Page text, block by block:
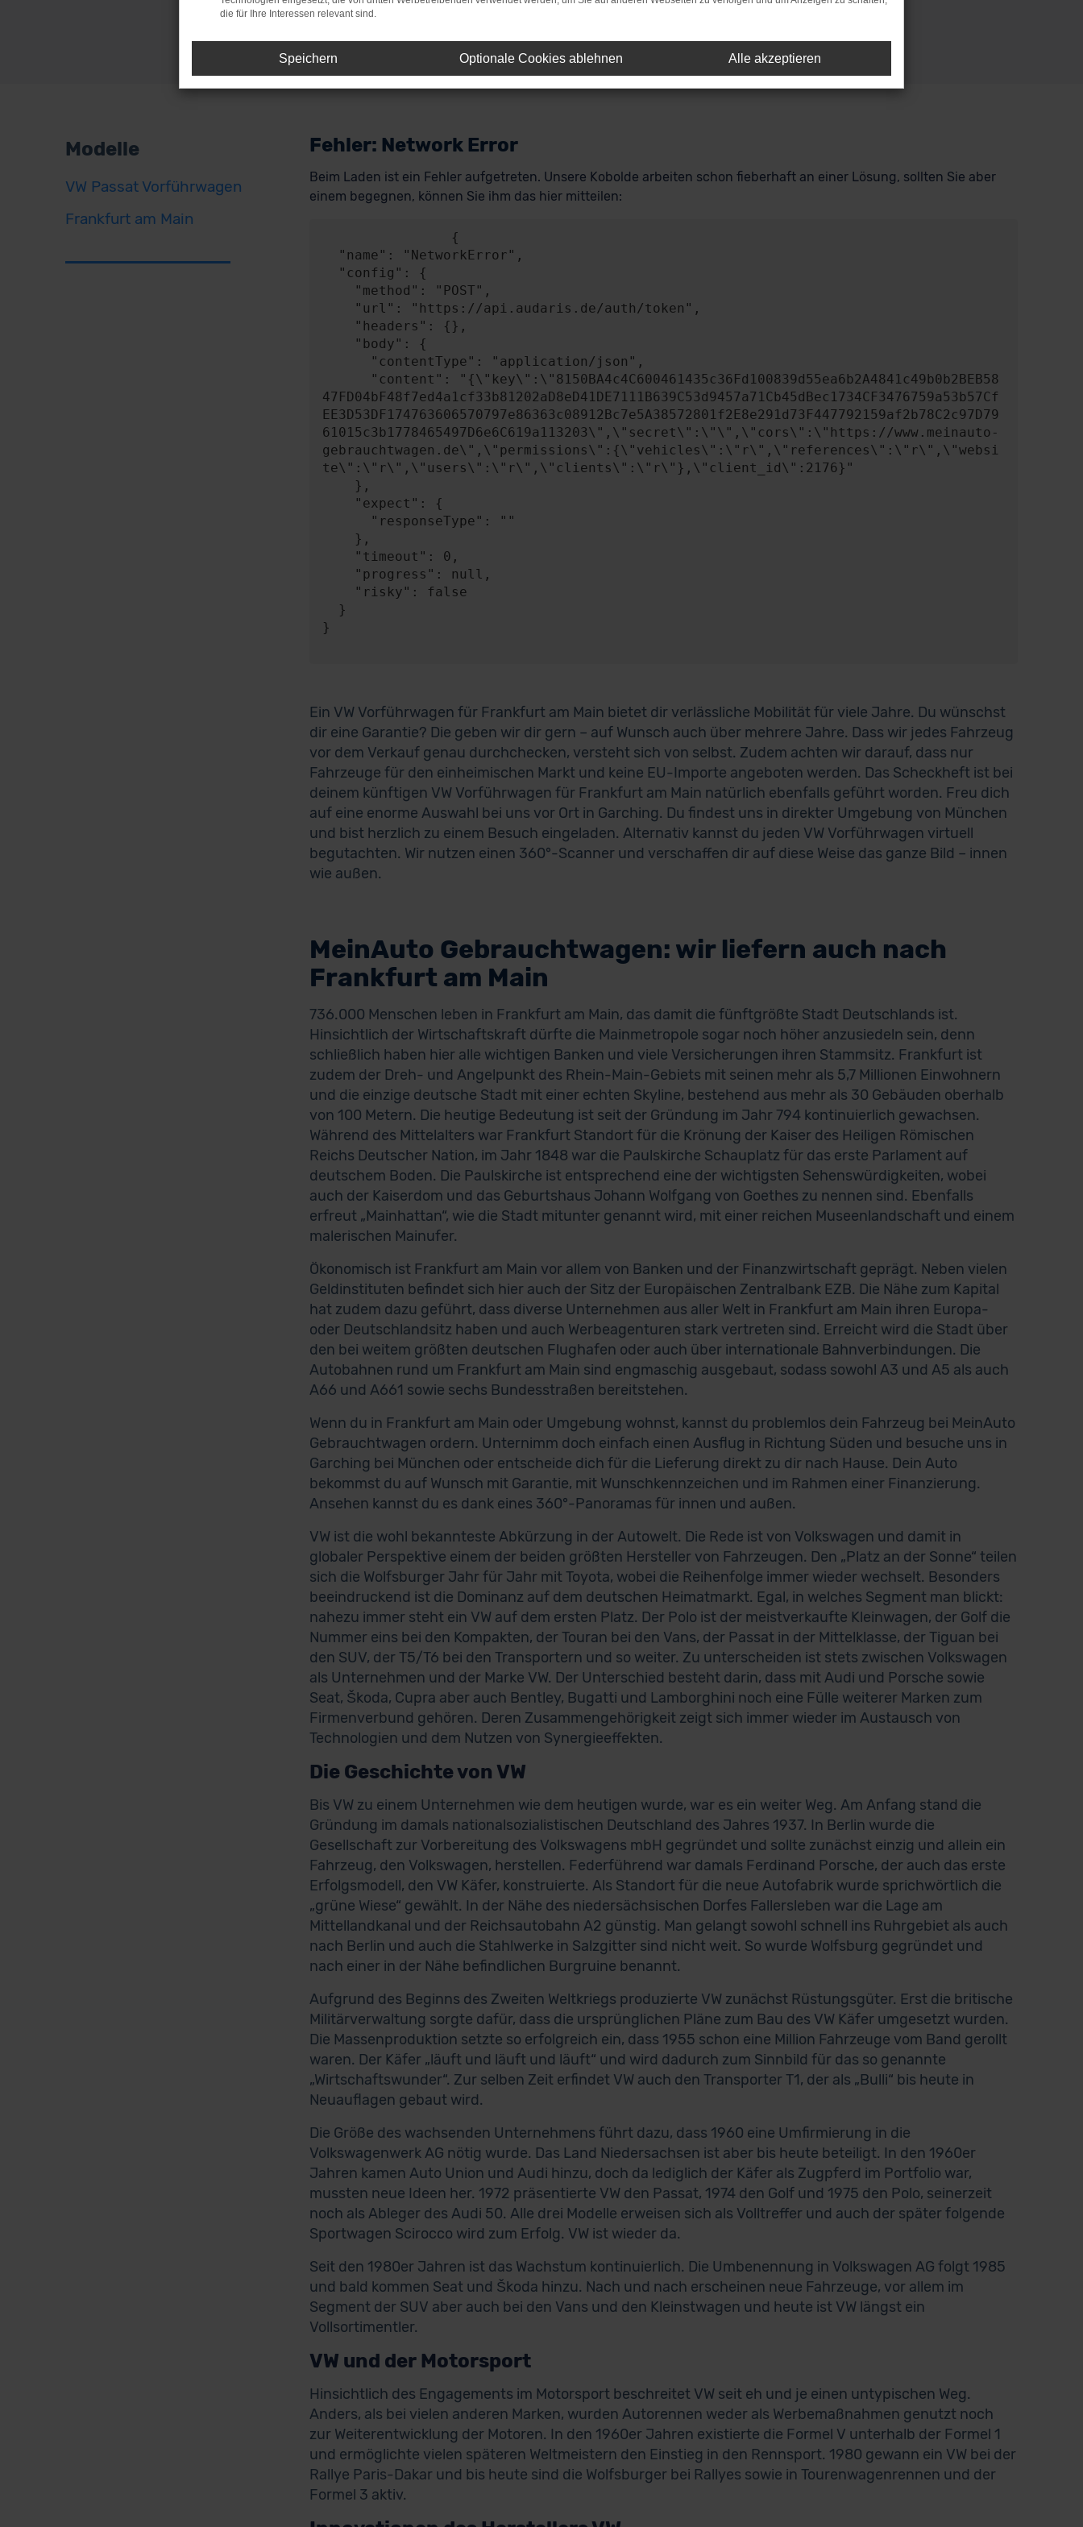
Modelle
VW Passat Vorführwagen
Frankfurt am Main
Fehler: Network Error
Beim Laden ist ein Fehler aufgetreten. Unsere Kobolde arbeiten schon fieberhaft an einer Lösung, sollten Sie aber
einem begegnen, können Sie ihm das hier mitteilen:
47FD04bF48f7ed4a1cf33b81202aD8eD41DE7111B639C53d9457a71Cb45dBec1734CF3476759a53b57Cf
EE3D53DF174763606570797e86363c08912Bc7e5A38572801f2E8e291d73F447792159af2b78C2c97D79
61015c3b1778465497D6e6C619a113203\",\"secret\":\"\",\"cors\":\"https://www.meinauto-
gebrauchtwagen.de\",\"permissions\":{\"vehicles\":\"r\",\"references\":\"r\",\"websi
te\":\"r\",\"users\":\"r\",\"clients\":\"r\"},\"client_id\":2176}"
}
Ein VW Vorführwagen für Frankfurt am Main bietet dir verlässliche Mobilität für viele Jahre. Du wünschst
dir eine Garantie? Die geben wir dir gern – auf Wunsch auch über mehrere Jahre. Dass wir jedes Fahrzeug
vor dem Verkauf genau durchchecken, versteht sich von selbst. Zudem achten wir darauf, dass nur
Fahrzeuge für den einheimischen Markt und keine EU-Importe angeboten werden. Das Scheckheft ist bei
deinem künftigen VW Vorführwagen für Frankfurt am Main natürlich ebenfalls geführt worden. Freu dich
auf eine enorme Auswahl bei uns vor Ort in Garching. Du findest uns in direkter Umgebung von München
und bist herzlich zu einem Besuch eingeladen. Alternativ kannst du jeden VW Vorführwagen virtuell
begutachten. Wir nutzen einen 360°-Scanner und verschaffen dir auf diese Weise das ganze Bild – innen
wie außen.
MeinAuto Gebrauchtwagen: wir liefern auch nach
Frankfurt am Main
736.000 Menschen leben in Frankfurt am Main, das damit die fünftgrößte Stadt Deutschlands ist.
Hinsichtlich der Wirtschaftskraft dürfte die Mainmetropole sogar noch höher anzusiedeln sein, denn
schließlich haben hier alle wichtigen Banken und viele Versicherungen ihren Stammsitz. Frankfurt ist
zudem der Dreh- und Angelpunkt des Rhein-Main-Gebiets mit seinen mehr als 5,7 Millionen Einwohnern
und die einzige deutsche Stadt mit einer echten Skyline, bestehend aus mehr als 30 Gebäuden oberhalb
von 100 Metern. Die heutige Bedeutung ist seit der Gründung im Jahr 794 kontinuierlich gewachsen.
Während des Mittelalters war Frankfurt Standort für die Krönung der Kaiser des Heiligen Römischen
Reichs Deutscher Nation, im Jahr 1848 war die Paulskirche Schauplatz für das erste Parlament auf
deutschem Boden. Die Paulskirche ist entsprechend eine der wichtigsten Sehenswürdigkeiten, wobei
auch der Kaiserdom und das Geburtshaus Johann Wolfgang von Goethes zu nennen sind. Ebenfalls
erfreut „Mainhattan“, wie die Stadt mitunter genannt wird, mit einer reichen Museenlandschaft und einem
malerischen Mainufer.
Ökonomisch ist Frankfurt am Main vor allem von Banken und der Finanzwirtschaft geprägt. Neben vielen
Geldinstituten befindet sich hier auch der Sitz der Europäischen Zentralbank EZB. Die Nähe zum Kapital
hat zudem dazu geführt, dass diverse Unternehmen aus aller Welt in Frankfurt am Main ihren Europa-
oder Deutschlandsitz haben und auch Werbeagenturen stark vertreten sind. Erreicht wird die Stadt über
den bei weitem größten deutschen Flughafen oder auch über internationale Bahnverbindungen. Die
Autobahnen rund um Frankfurt am Main sind engmaschig ausgebaut, sodass sowohl A3 und A5 als auch
A66 und A661 sowie sechs Bundesstraßen bereitstehen.
Wenn du in Frankfurt am Main oder Umgebung wohnst, kannst du problemlos dein Fahrzeug bei MeinAuto
Gebrauchtwagen ordern. Unternimm doch einfach einen Ausflug in Richtung Süden und besuche uns in
Garching bei München oder entscheide dich für die Lieferung direkt zu dir nach Hause. Dein Auto
bekommst du auf Wunsch mit Garantie, mit Wunschkennzeichen und im Rahmen einer Finanzierung.
Ansehen kannst du es dank eines 360°-Panoramas für innen und außen.
VW ist die wohl bekannteste Abkürzung in der Autowelt. Die Rede ist von Volkswagen und damit in
globaler Perspektive einem der beiden größten Hersteller von Fahrzeugen. Den „Platz an der Sonne“ teilen
sich die Wolfsburger Jahr für Jahr mit Toyota, wobei die Reihenfolge immer wieder wechselt. Besonders
beeindruckend ist die Dominanz auf dem deutschen Heimatmarkt. Egal, in welches Segment man blickt:
nahezu immer steht ein VW auf dem ersten Platz. Der Polo ist der meistverkaufte Kleinwagen, der Golf die
Nummer eins bei den Kompakten, der Touran bei den Vans, der Passat in der Mittelklasse, der Tiguan bei
den SUV, der T5/T6 bei den Transportern und so weiter. Zu unterscheiden ist stets zwischen Volkswagen
als Unternehmen und der Marke VW. Der Unterschied besteht darin, dass mit Audi und Porsche sowie
Seat, Škoda, Cupra aber auch Bentley, Bugatti und Lamborghini noch eine Fülle weiterer Marken zum
Firmenverbund gehören. Deren Zusammengehörigkeit zeigt sich immer wieder im Austausch von
Technologien und dem Nutzen von Synergieeffekten.
Die Geschichte von VW
Bis VW zu einem Unternehmen wie dem heutigen wurde, war es ein weiter Weg. Am Anfang stand die
Gründung im damals nationalsozialistischen Deutschland des Jahres 1937. In Berlin wurde die
Gesellschaft zur Vorbereitung des Volkswagens mbH gegründet und sollte zunächst einzig und allein ein
Fahrzeug, den Volkswagen, herstellen. Federführend war damals Ferdinand Porsche, der auch das erste
Erfolgsmodell, den VW Käfer, konstruierte. Als Standort für die neue Autofabrik wurde sprichwörtlich die
„grüne Wiese“ gewählt. In der Nähe des niedersächsischen Dorfes Fallersleben war die Lage am
Mittellandkanal und der Reichsautobahn A2 günstig. Man gelangt sowohl schnell ins Ruhrgebiet als auch
nach Berlin und auch die Stahlwerke in Salzgitter sind nicht weit. So wurde Wolfsburg gegründet und
nach einer in der Nähe befindlichen Burgruine benannt.
Aufgrund des Beginns des Zweiten Weltkriegs produzierte VW zunächst Rüstungsgüter. Erst die britische
Militärverwaltung sorgte dafür, dass die ursprünglichen Pläne zum Bau des VW Käfer umgesetzt wurden.
Die Massenproduktion setzte so erfolgreich ein, dass 1955 schon eine Million Fahrzeuge vom Band gerollt
waren. Der Käfer „läuft und läuft und läuft“ und wird dadurch zum Sinnbild für das so genannte
„Wirtschaftswunder“. Zur selben Zeit erfindet VW auch den Transporter T1, der als „Bulli“ bis heute in
Neuauflagen gebaut wird.
Die Größe des wachsenden Unternehmens führt dazu, dass 1960 eine Umfirmierung in die
Volkswagenwerk AG nötig wurde. Das Land Niedersachsen ist aber bis heute beteiligt. In den 1960er
Jahren kamen Auto Union und Audi hinzu, doch da lediglich der Käfer als Zugpferd im Portfolio war,
mussten neue Ideen her. 1972 präsentierte VW den Passat, 1974 den Golf und 1975 den Polo, seinerzeit
noch als Ableger des Audi 50. Alle drei Modelle erweisen sich als Volltreffer und auch der später folgende
Sportwagen Scirocco wird zum Erfolg. VW ist wieder da.
Seit den 1980er Jahren ist das Wachstum kontinuierlich. Die Umbenennung in Volkswagen AG folgt 1985
und bald kommen Seat und Škoda hinzu. Nach und nach erscheinen neue Fahrzeuge, vor allem im
Segment der SUV aber auch bei den Vans und den Kleinstwagen und heute ist VW längst ein
Vollsortimentler.
VW und der Motorsport
Hinsichtlich des Engagements im Motorsport beschreitet VW seit eh und je einen untypischen Weg.
Anders, als bei vielen anderen Marken, wurden Autorennen weder als Werbemaßnahmen genutzt noch
zur Weiterentwicklung der Motoren. In den 1960er Jahren existierte die Formel V unterhalb der Formel 1
und ermöglichte vielen späteren Weltmeistern den Einstieg in den Rennsport. 1980 gewann ein VW bei der
Rallye Paris-Dakar und bis heute sind die Wolfsburger bei Rallyes sowie in Tourenwagenrennen und der
Formel 3 aktiv.
die für Ihre Interessen relevant sind.
Speichern Optionale Cookies ablehnen Alle akzeptieren